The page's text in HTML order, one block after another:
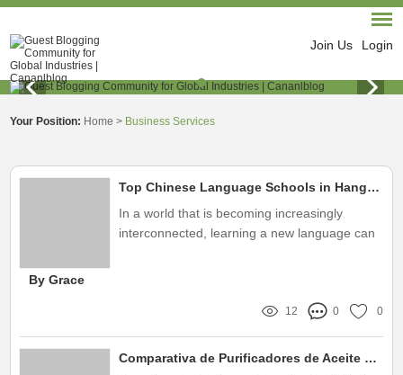
Join Us Login
Your Position: Home > Business Services
Top Chinese Language Schools in Hangzhou for Immersive Learning
In a world that is becoming increasingly
interconnected, learning a new language can
By Grace
12 0 0
Comparativa de Purificadores de Aceite para Transformadores